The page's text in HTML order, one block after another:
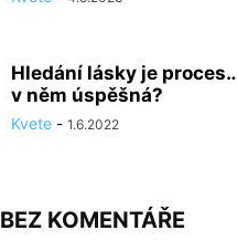
Hledání lásky je
v něm úspěšná?
Kvete - 1.6.2022
BEZ KOMENTÁŘE